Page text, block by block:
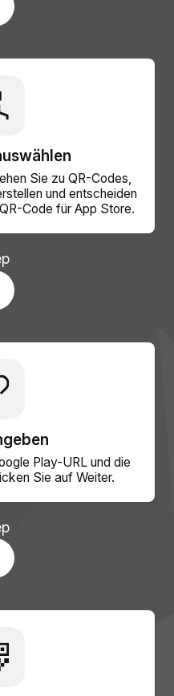
Sie zu QR-Codes,
und entscheiden
Code für App Store.
Play-URL und die
Sie auf Weiter.